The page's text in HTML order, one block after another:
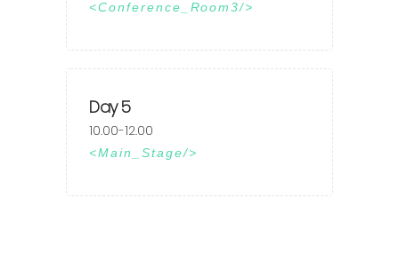
Conference_Room3
Day 5
10.00-12.00
Main_Stage